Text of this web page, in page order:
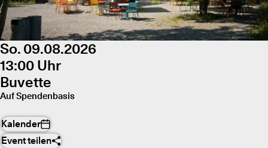
So. 09.08.2026
13:00 Uhr
Buvette
Auf Spendenbasis
Kalender
Event teilen